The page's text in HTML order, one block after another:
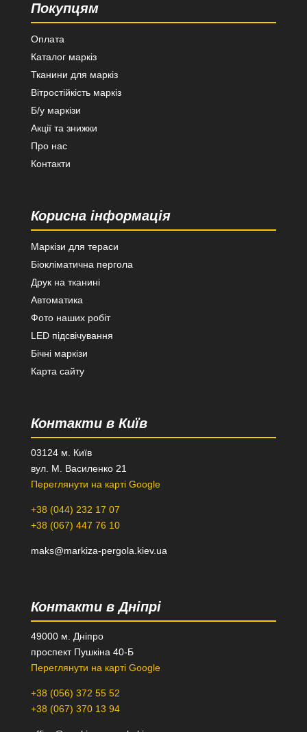
Покупцям
Оплата
Каталог маркіз
Тканини для маркіз
Вітростійкість маркіз
Б/у маркізи
Акції та знижки
Про нас
Контакти
Корисна інформація
Маркізи для тераси
Біокліматична пергола
Друк на тканині
Автоматика
Фото наших робіт
LED підсвічування
Бічні маркізи
Карта сайту
Контакти в Київ
03124 м. Київ
вул. М. Василенко 21
Переглянути на карті Google
+38 (044) 232 17 07
+38 (067) 447 76 10
maks@markiza-pergola.kiev.ua
Контакти в Дніпрі
49000 м. Дніпро
проспект Пушкіна 40-Б
Переглянути на карті Google
+38 (056) 372 55 52
+38 (067) 370 13 94